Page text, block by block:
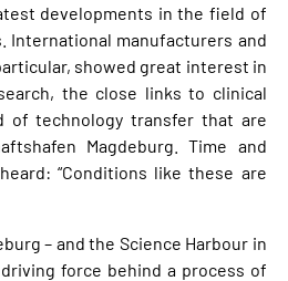
developments in the field of
International manufacturers and
showed great interest in
the close links to clinical
of technology transfer that are
Magdeburg. Time and
“Conditions like these are
– and the Science Harbour in
force behind a process of